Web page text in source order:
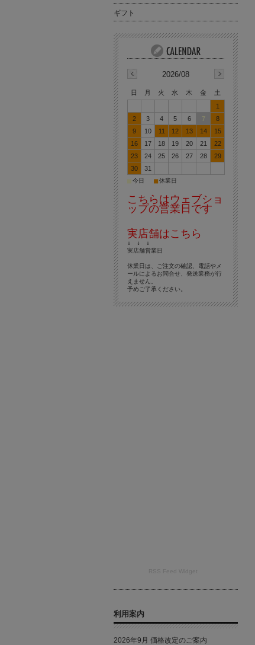
ギフト
2026/08
日 月 火 水 木 金
土
1
2
3 4 5 6 7
8
9
10 11 12 13 14
15
16
17 18 19 20 21
22
23
24 25 26 27 28
29
30
31
■今日 ■休業日
こちらはウェブショ
ップの営業日です
実店舗はこちら
↓ ↓ ↓
実店舗営業日
休業日は、ご注文の確認、電話やメ
ールによるお問合せ、発送業務が行
えません。
予めご了承ください。
RSS Feed Widget
利用案内
2026年9月 価格改定のご案内